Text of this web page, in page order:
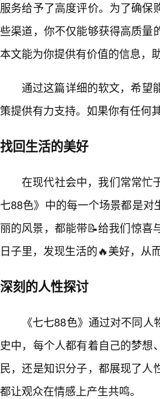
服务给予了高度评价。为了确保
些渠道，你不仅能够获得高质量
本文能为你提供有价值的信息，
通过这篇详细的软文，希望
策提供有力支持。如果你有任何
找回生活的美好
在现代社会中，我们常常忙
七88色》中的每一个场景都是
丽的风景，都能带📝给我们惊喜
日子里，发现生活的🔥美好，从
深刻的人性探讨
《七七88色》通过对不同
史中，每个人都有着自己的梦
民，还是知识分子，都展现了
都让观众在情感上产生共鸣。